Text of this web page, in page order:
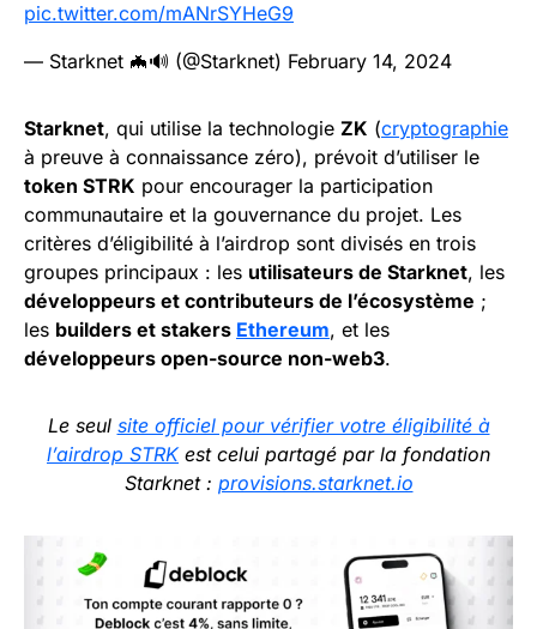
pic.twitter.com/mANrSYHeG9
— Starknet 🦇🔊 (@Starknet) February 14, 2024
Starknet, qui utilise la technologie ZK (cryptographie
à preuve à connaissance zéro), prévoit d’utiliser le
token STRK pour encourager la participation
communautaire et la gouvernance du projet. Les
critères d’éligibilité à l’airdrop sont divisés en trois
groupes principaux : les utilisateurs de Starknet, les
développeurs et contributeurs de l’écosystème ;
les builders et stakers Ethereum, et les
développeurs open-source non-web3.
Le seul site officiel pour vérifier votre éligibilité à
l’airdrop STRKest celui partagé par la fondation
Starknet : provisions.starknet.io